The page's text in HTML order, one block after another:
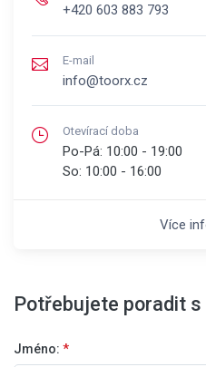
+420 603 883 793
E-mail
info@toorx.cz
Otevírací doba
Po-Pá: 10:00 - 19:00
So: 10:00 - 16:00
Více
Potřebujete poradit s
Jméno: *